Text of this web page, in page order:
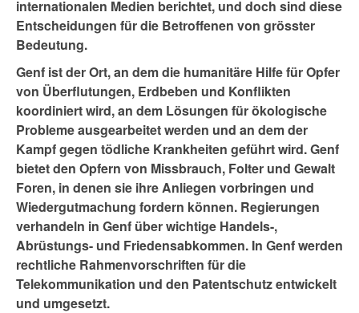
internationalen Medien berichtet, und doch sind diese
Entscheidungen für die Betroffenen von grösster
Bedeutung.
Genf ist der Ort, an dem die humanitäre Hilfe für Opfer
von Überflutungen, Erdbeben und Konflikten
koordiniert wird, an dem Lösungen für ökologische
Probleme ausgearbeitet werden und an dem der
Kampf gegen tödliche Krankheiten geführt wird. Genf
bietet den Opfern von Missbrauch, Folter und Gewalt
Foren, in denen sie ihre Anliegen vorbringen und
Wiedergutmachung fordern können. Regierungen
verhandeln in Genf über wichtige Handels-,
Abrüstungs- und Friedensabkommen. In Genf werden
rechtliche Rahmenvorschriften für die
Telekommunikation und den Patentschutz entwickelt
und umgesetzt.